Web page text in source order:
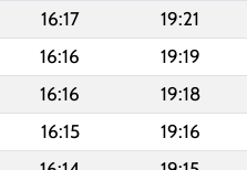
16:17 19:21
16:16 19:19
16:16 19:18
16:15 19:16